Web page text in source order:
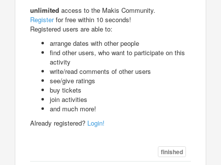
unlimited access to the Makis Community.
Registerfor free within 10 seconds!
Registered users are able to:
arrange dates with other people
find other users, who want to participate on this
activity
write/read comments of other users
see/give ratings
buy tickets
join activities
and much more!
Already registered? Login!
finished